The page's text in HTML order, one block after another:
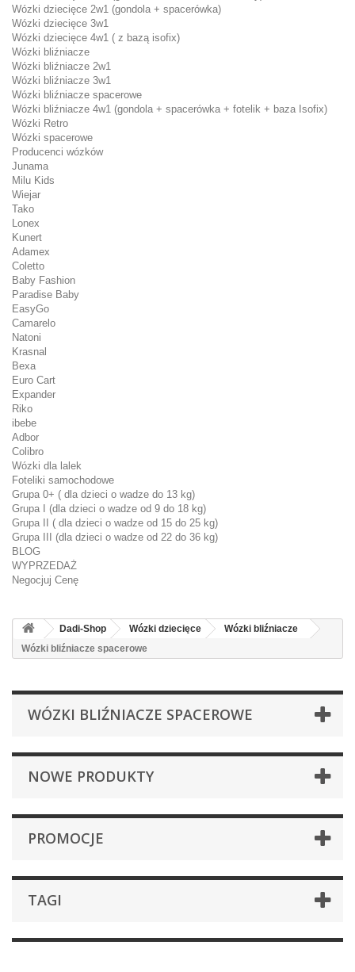
Wózki dziecięce 2w1 (gondola + spacerówka)
Wózki dziecięce 3w1
Wózki dziecięce 4w1 ( z bazą isofix)
Wózki bliźniacze
Wózki bliźniacze 2w1
Wózki bliźniacze 3w1
Wózki bliźniacze spacerowe
Wózki bliźniacze 4w1 (gondola + spacerówka + fotelik + baza Isofix)
Wózki Retro
Wózki spacerowe
Producenci wózków
Junama
Milu Kids
Wiejar
Tako
Lonex
Kunert
Adamex
Coletto
Baby Fashion
Paradise Baby
EasyGo
Camarelo
Natoni
Krasnal
Bexa
Euro Cart
Expander
Riko
ibebe
Adbor
Colibro
Wózki dla lalek
Foteliki samochodowe
Grupa 0+ ( dla dzieci o wadze do 13 kg)
Grupa I (dla dzieci o wadze od 9 do 18 kg)
Grupa II ( dla dzieci o wadze od 15 do 25 kg)
Grupa III (dla dzieci o wadze od 22 do 36 kg)
BLOG
WYPRZEDAŻ
Negocjuj Cenę
Dadi-Shop Wózki dziecięce
Wózki bliźniacze
Wózki bliźniacze spacerowe
WÓZKI BLIŹNIACZE SPACEROWE
NOWE PRODUKTY
PROMOCJE
TAGI